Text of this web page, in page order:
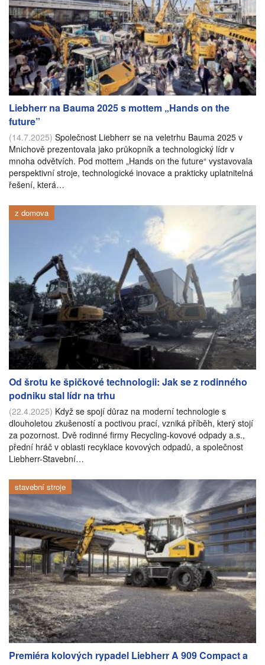
Liebherr na Bauma 2025 s mottem „Hands on the
future”
(14.7.2025) Společnost Liebherr se na veletrhu Bauma 2025 v
Mnichově prezentovala jako průkopník a technologický lídr v
mnoha odvětvích. Pod mottem „Hands on the future“ vystavovala
perspektivní stroje, technologické inovace a prakticky uplatnitelná
řešení, která…
z domova
Od šrotu ke špičkové technologii: Jak se z rodinného
podniku stal lídr na trhu
(22.4.2025) Když se spojí důraz na moderní technologie s
dlouholetou zkušeností a poctivou prací, vzniká příběh, který stojí
za pozornost. Dvě rodinné firmy Recycling-kovové odpady a.s.,
přední hráč v oblasti recyklace kovových odpadů, a společnost
Liebherr-Stavební…
stavební stroje
Premiéra kolových rypadel Liebherr A 909 Compact a